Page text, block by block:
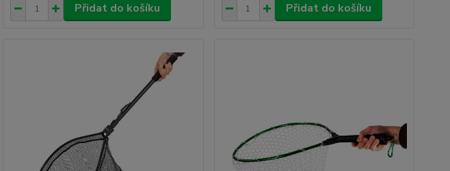
Přidat do košíku Přidat do košíku